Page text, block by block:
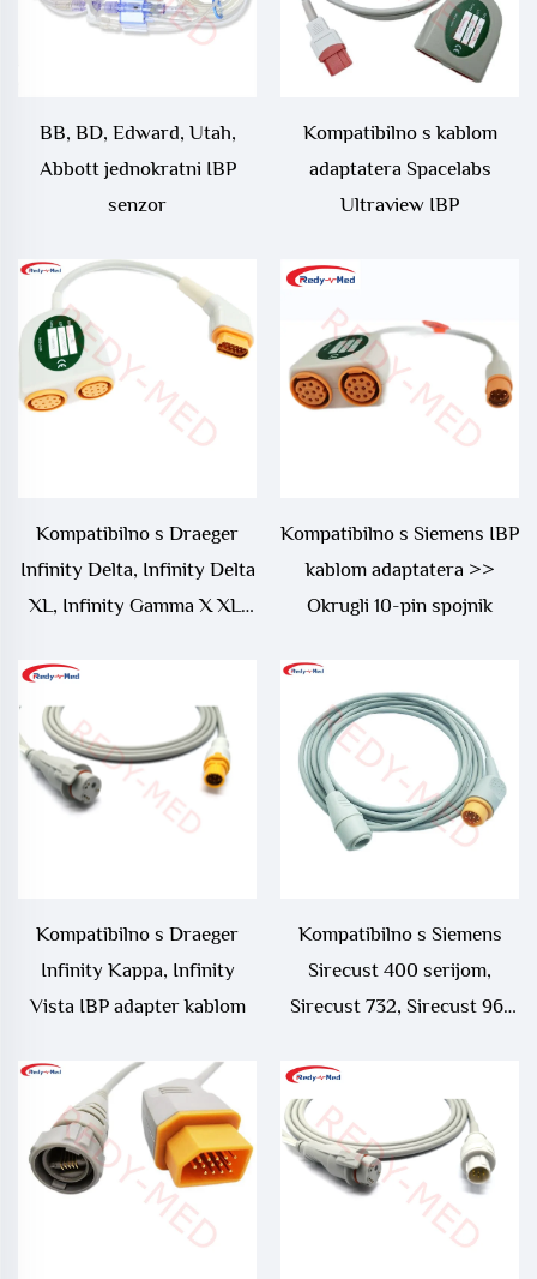
BB, BD, Edward, Utah,
Abbott jednokratni IBP
senzor
Kompatibilno s kablom
adaptatera Spacelabs
Ultraview IBP
Kompatibilno s Draeger
Infinity Delta, Infinity Delta
XL, Infinity Gamma X XL,
adaptatera, 5731281
Kompatibilno s Siemens IBP
kablom adaptatera >>
Okrugli 10-pin spojnik
Kompatibilno s Draeger
Infinity Kappa, Infinity
Vista IBP adapter kablom
Kompatibilno s Siemens
Sirecust 400 serijom,
Sirecust 732, Sirecust 961